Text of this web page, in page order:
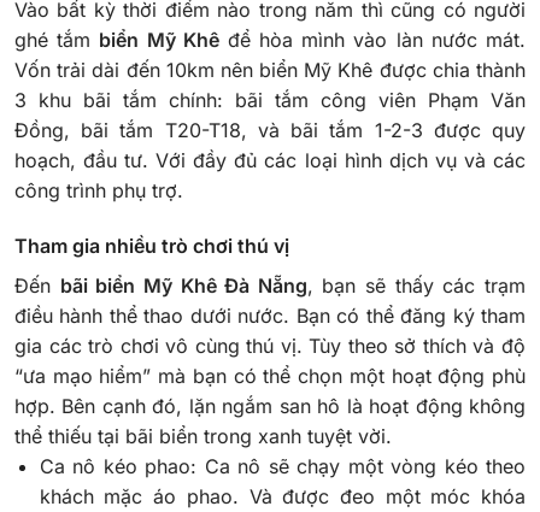
Vào bất kỳ thời điểm nào trong năm thì cũng có người
ghé tắm biển Mỹ Khêđể hòa mình vào làn nước mát.
Vốn trải dài đến 10km nên biển Mỹ Khê được chia thành
3 khu bãi tắm chính: bãi tắm công viên Phạm Văn
Đồng, bãi tắm T20-T18, và bãi tắm 1-2-3 được quy
hoạch, đầu tư. Với đầy đủ các loại hình dịch vụ và các
công trình phụ trợ.
Tham gia nhiều trò chơi thú vị
Đến bãi biển Mỹ Khê Đà Nẵng, bạn sẽ thấy các trạm
điều hành thể thao dưới nước. Bạn có thể đăng ký tham
gia các trò chơi vô cùng thú vị. Tùy theo sở thích và độ
“ưa mạo hiểm” mà bạn có thể chọn một hoạt động phù
hợp. Bên cạnh đó, lặn ngắm san hô là hoạt động không
thể thiếu tại bãi biển trong xanh tuyệt vời.
Ca nô kéo phao: Ca nô sẽ chạy một vòng kéo theo
khách mặc áo phao. Và được đeo một móc khóa